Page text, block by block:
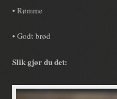
• Rømme
• Godt brød
Slik gjør du det: